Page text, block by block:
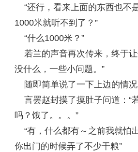
“还行，看来上面的东西也不
1000米就听不到了？”
“什么1000米？”
若兰的声音再次传来，终于让
没什么，一些小问题。”
随即简单说了一下上边的情况
言罢赵封摸了摸肚子问道：“
吗？饿了。。。”
“有，什么都有～之前我就怕
你出门的时候弄了不少干粮”